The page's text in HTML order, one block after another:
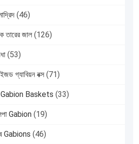
(46)
তারের জাল (126)
(53)
গ্যাবিয়ন বক্স (71)
Baskets (33)
Gabion (19)
Gabions (46)